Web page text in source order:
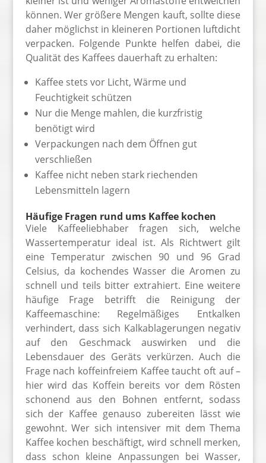
können. Wer größere Mengen kauft, sollte diese
daher möglichst in kleineren Portionen luftdicht
verpacken. Folgende Punkte helfen dabei, die
Qualität des Kaffees dauerhaft zu erhalten:
Kaffee stets vor Licht, Wärme und
Feuchtigkeit schützen
Nur die Menge mahlen, die kurzfristig
benötigt wird
Verpackungen nach dem Öffnen gut
verschließen
Kaffee nicht neben stark riechenden
Lebensmitteln lagern
Häufige Fragen rund ums Kaffee kochen
Viele Kaffeeliebhaber fragen sich, welche
Wassertemperatur ideal ist. Als Richtwert gilt
eine Temperatur zwischen 90 und 96 Grad
Celsius, da kochendes Wasser die Aromen zu
schnell und teils bitter extrahiert. Eine weitere
häufige Frage betrifft die Reinigung der
Kaffeemaschine: Regelmäßiges Entkalken
verhindert, dass sich Kalkablagerungen negativ
auf den Geschmack auswirken und die
Lebensdauer des Geräts verkürzen. Auch die
Frage nach koffeinfreiem Kaffee taucht oft auf –
hier wird das Koffein bereits vor dem Rösten
schonend aus den Bohnen entfernt, sodass
sich der Kaffee genauso zubereiten lässt wie
gewohnt. Wer sich intensiver mit dem Thema
Kaffee kochen beschäftigt, wird schnell merken,
dass schon kleine Anpassungen bei Wasser,